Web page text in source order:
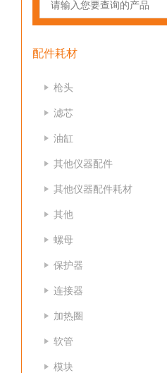
配件耗材
枪头
滤芯
油缸
其他仪器配件
其他仪器配件耗材
其他
螺母
保护器
连接器
加热圈
软管
模块